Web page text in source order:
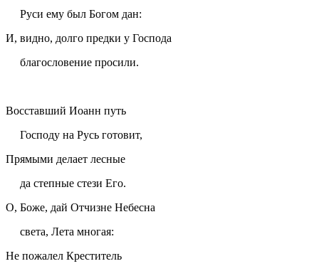
Руси ему был Богом дан:
И, видно, долго предки у Господа
благословение просили.
Восставший Иоанн путь
Господу на Русь готовит,
Прямыми делает лесные
да степные стези Его.
О, Боже, дай Отчизне Небесна
света, Лета многая:
Не пожалел Креститель